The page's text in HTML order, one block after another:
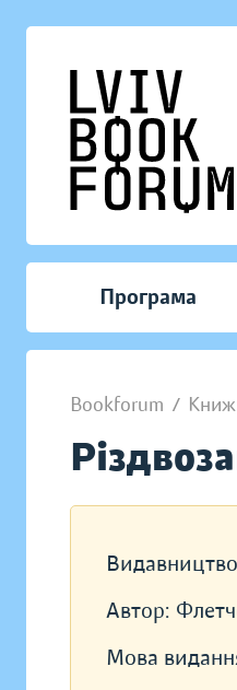
Програма
Bookforum /
Автор:
Мова